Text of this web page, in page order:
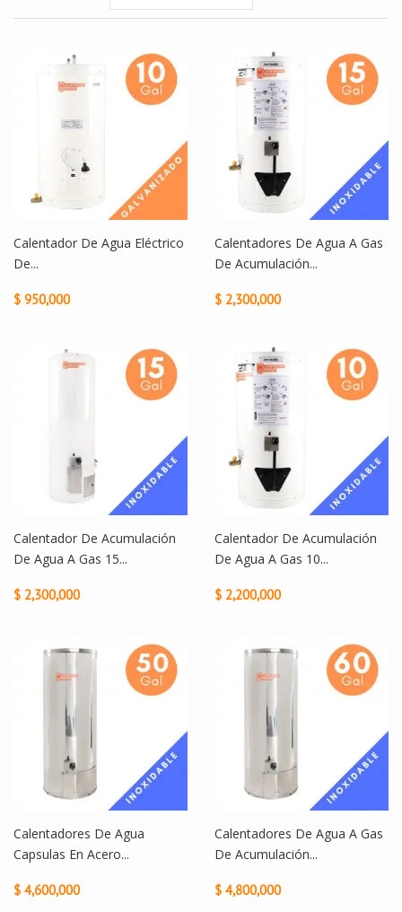
Calentador De Agua Eléctrico
De...
$ 950,000
Calentadores De Agua A Gas
De Acumulación...
$ 2,300,000
Calentador De Acumulación
De Agua A Gas 15...
$ 2,300,000
Calentador De Acumulación
De Agua A Gas 10...
$ 2,200,000
Calentadores De Agua
Capsulas En Acero...
$ 4,600,000
Calentadores De Agua A Gas
De Acumulación...
$ 4,800,000